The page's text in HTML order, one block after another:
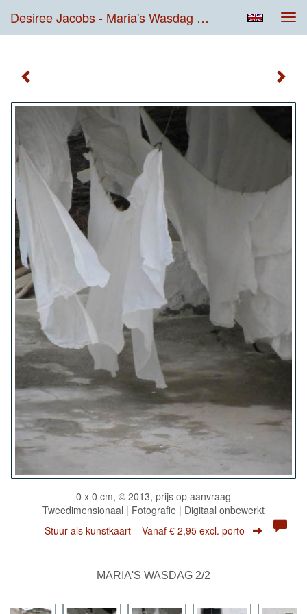
Desiree Jacobs - Maria's Wasdag 2/2
0 x 0 cm, © 2013, prijs op aanvraag
Tweedimensionaal | Fotografie | Digitaal onbewerkt
Stuur als kunstkaart Vanaf € 2,95 excl. porto
MARIA'S WASDAG 2/2